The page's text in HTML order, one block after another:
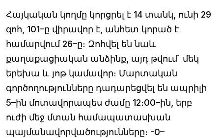
Հայկական կողմը կորցրել է 14 տանկ, ունի 29
զոհ, 101–ը վիրավոր է, անհետ կորած է
համարվում 26–ը։ Զոհվել են նաև
քաղաքացիական անձինք, այդ թվում` մեկ
երեխա և յոթ կամավոր։ Մարտական
գործողությունները դադարեցվել են ապրիլի
5–ին մոտավորապես ժամը 12։00–ին, երբ
ուժի մեջ մտան համապատասխան
պայմանավորվածությունները։ -0–